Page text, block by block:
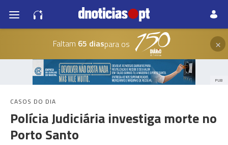
Faltam 65 diaspara os ×
PUB
CASOS DO DIA
Polícia Judiciária investiga morte no
Porto Santo